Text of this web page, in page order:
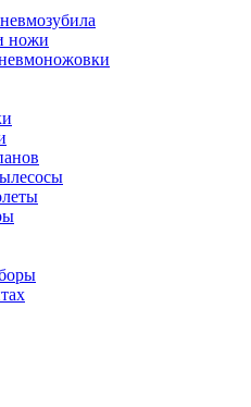
ножи